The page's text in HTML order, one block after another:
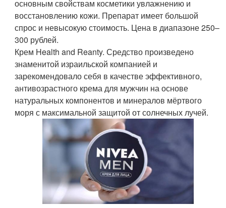
основным свойствам косметики увлажнению и
восстановлению кожи. Препарат имеет большой
спрос и невысокую стоимость. Цена в диапазоне 250–
300 рублей.
Крем Health and Reanty. Средство произведено
знаменитой израильской компанией и
зарекомендовало себя в качестве эффективного,
антивозрастного крема для мужчин на основе
натуральных компонентов и минералов мёртвого
моря с максимальной защитой от солнечных лучей.